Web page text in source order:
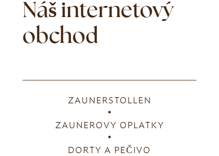
Náš internetový
obchod
ZAUNERSTOLLEN
ZAUNEROVY OPLATKY
DORTY A PEČIVO